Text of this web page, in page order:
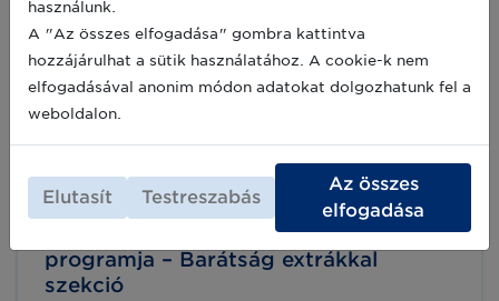
érdeklődőket:
A GS1 BRIDGE 2025 konferencia
programja – Barátság extrákkal
szekció
használunk.
A "Az összes elfogadása" gombra kattintva
hozzájárulhat a sütik használatához. A cookie-k nem
elfogadásával anonim módon adatokat dolgozhatunk fel a
weboldalon.
Elutasít Testreszabás
Az összes
elfogadása